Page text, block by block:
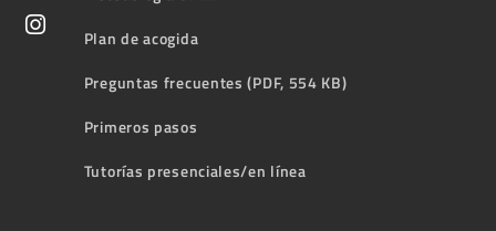
Plan de acogida
Preguntas frecuentes (PDF, 554 KB)
Primeros pasos
Tutorías presenciales/en línea